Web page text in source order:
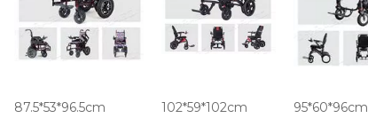
87.5*53*96.5cm 102*59*102cm 95*60*96cm